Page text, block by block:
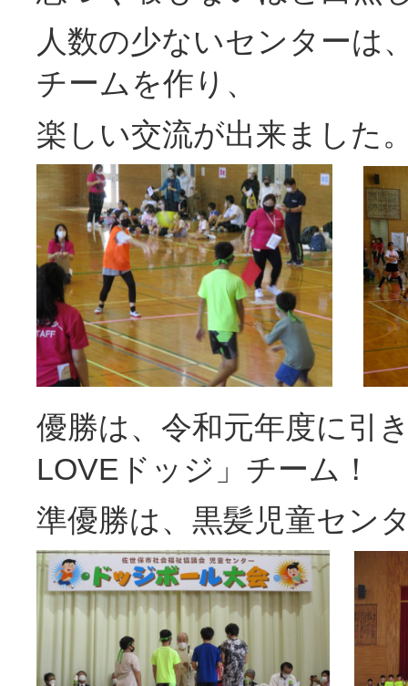
人数の少ないセンターは
チームを作り、
楽しい交流が出来ました
優勝は、令和元年度に引
LOVEドッジ」チーム！
準優勝は、黒髪児童セン